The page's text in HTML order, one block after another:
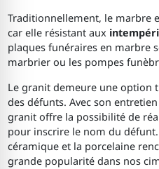
Traditionnellement, le marbre
car elle résistant aux
plaques funéraires en marbre
marbrier ou les pompes
Le granit demeure une option
des défunts. Avec son
granit offre la possibilité de
pour inscrire le nom du
céramique et la porcelaine
grande popularité dans nos